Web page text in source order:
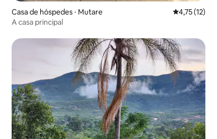
Casa de hóspedes ⋅ Mutare 4,75 de uma
4,75 (12)
A casa principal